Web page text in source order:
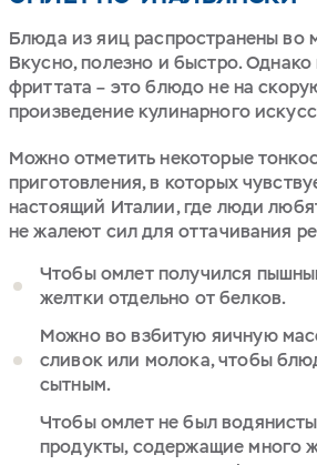
Блюда из яиц распространены во
Вкусно, полезно и быстро.
фриттата – это блюдо не на
произведение кулинарного
Можно отметить некоторые
приготовления, в которых
настоящий Италии, где люди
не жалеют сил для оттачивания
Чтобы омлет получился
желтки отдельно от белков.
Можно во взбитую яичную
сливок или молока, чтобы
сытным.
Чтобы омлет не был
продукты, содержащие много